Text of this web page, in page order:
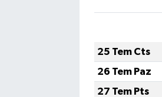
25 Tem Cts
26 Tem Paz
27 Tem Pts